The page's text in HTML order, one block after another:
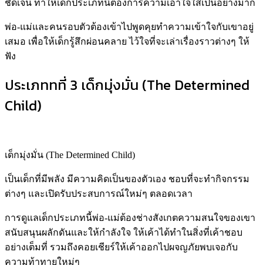
ประเภทที่ 2 เด็กอารมณ์อ่อนไหว (The
Sensitive Child)
เด็กอารมณ์อ่อนไหว (The Sensitive Child)
เป็นเด็กที่พื้นฐานมีจิตใจที่อ่อนโยน ใจดี ขี้สงสาร ค่อนข้างเอาใจ
พ่อ-แม่และคนรอบตัวต้องเข้าไปพูดคุยทำความเข้าใจกับเขาอยู่
เสมอ เพื่อให้เด็กรู้สึกผ่อนคลาย ไว้ใจที่จะเล่าเรื่องราวต่างๆ ให้
ฟัง
ประเภททที่ 3 เด็กมุ่งมั่น (The Determined
Child)